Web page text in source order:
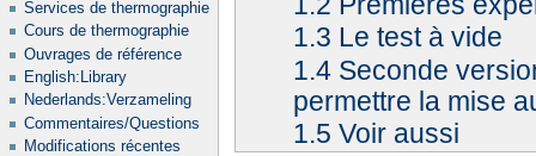
1.3 Le test à vide
1.4 Seconde
permettre la mise
1.5 Voir aussi
Services de thermographie
Cours de thermographie
Ouvrages de référence
English:Library
Nederlands:Verzameling
Commentaires/Questions
Modifications récentes